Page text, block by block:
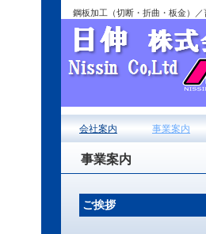
鋼板加工（切断・折曲・板金）
会社案内 事業案内
事業案内
ご挨拶